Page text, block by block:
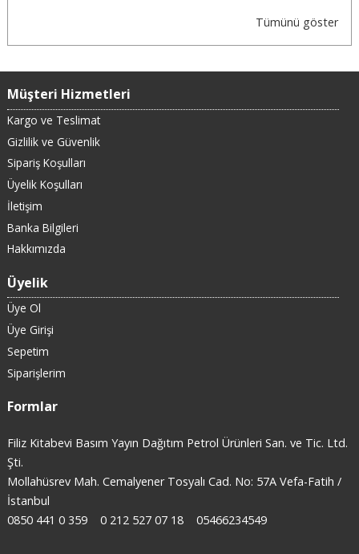
Tümünü göster
Müşteri Hizmetleri
Kargo ve Teslimat
Gizlilik ve Güvenlik
Sipariş Koşulları
Üyelik Koşulları
İletişim
Banka Bilgileri
Hakkımızda
Üyelik
Üye Ol
Üye Girişi
Sepetim
Siparişlerim
Formlar
Filiz Kitabevi Basım Yayın Dağıtım Petrol Ürünleri San. ve Tic. Ltd.
Şti.
Mollahüsrev Mah. Cemalyener Tosyalı Cad. No: 57A Vefa-Fatih /
İstanbul
0850 441 0 359
0 212 527 07 18 05466234549